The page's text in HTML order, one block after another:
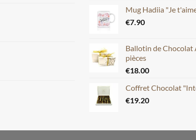
Mug Hadiia "Je
€7.90
Ballotin de Chocolat
pièces
€18.00
Coffret Chocolat
€19.20